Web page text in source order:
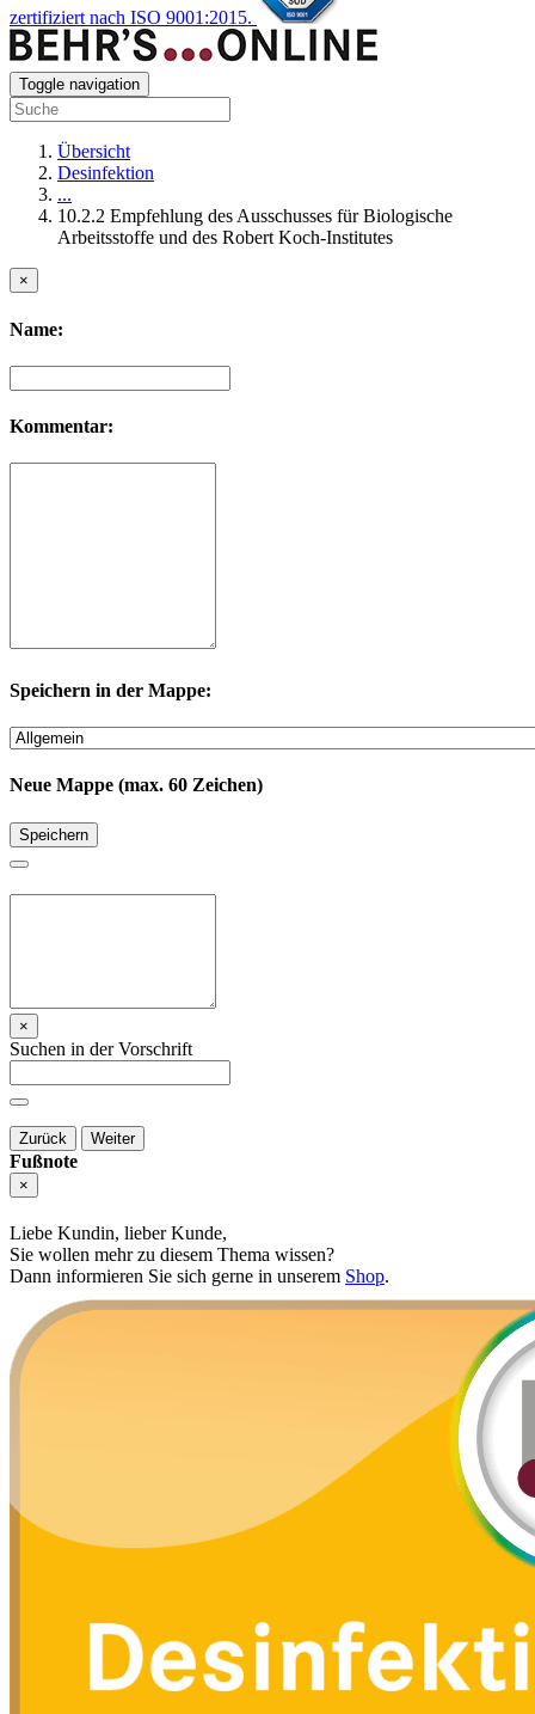
zertifiziert nach ISO 9001:2015.
Toggle navigation
Übersicht
Desinfektion
...
10.2.2 Empfehlung des Ausschusses für Biologische
Arbeitsstoffe und des Robert Koch-Institutes
×
Name:
Kommentar:
Speichern in der Mappe:
Neue Mappe (max. 60 Zeichen)
Speichern
×
Suchen in der Vorschrift
Zurück Weiter
Fußnote
×
Liebe Kundin, lieber Kunde,
Sie wollen mehr zu diesem Thema wissen?
Dann informieren Sie sich gerne in unserem Shop.